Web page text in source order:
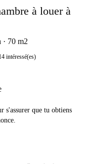
à louer à
70 m2
intéressé(es)
s'assurer que tu obtiens